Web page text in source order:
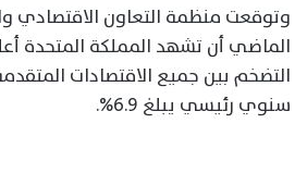
وتوقعت منظمة التعاون الاقتصادي
الماضي أن تشهد المملكة
التضخم بين جميع الاقتصادات
سنوي رئيسي يبلغ 6.9%.